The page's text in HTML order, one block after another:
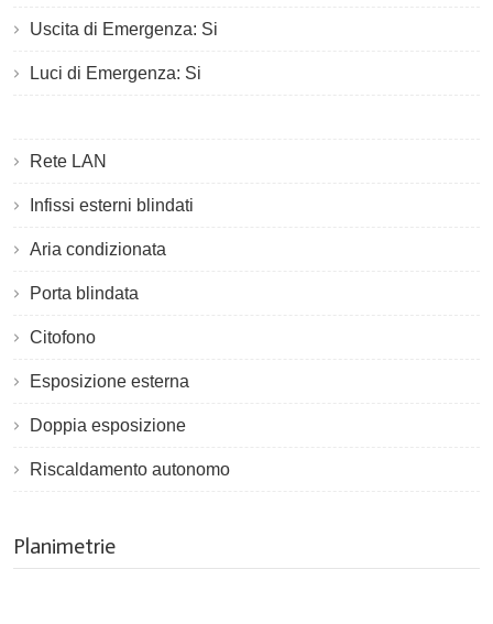
Uscita di Emergenza: Si
Luci di Emergenza: Si
Rete LAN
Infissi esterni blindati
Aria condizionata
Porta blindata
Citofono
Esposizione esterna
Doppia esposizione
Riscaldamento autonomo
Planimetrie